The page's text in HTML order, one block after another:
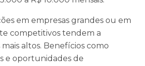
em empresas grandes ou em
competitivos tendem a
altos. Benefícios como
e oportunidades de